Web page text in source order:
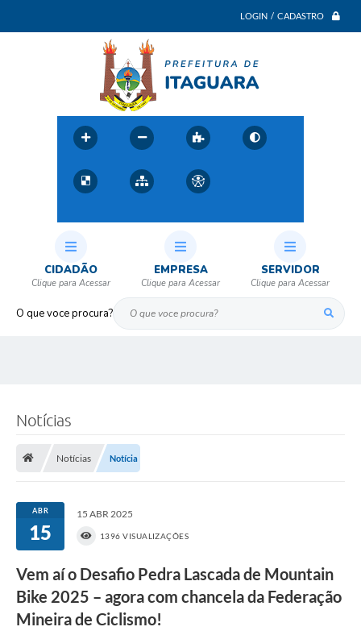
LOGIN / CADASTRO
O que voce procura?
CIDADÃO EMPRESA SERVIDOR
Notícias
Notícias Notícia
ABR
15
15 ABR 2025
1396 VISUALIZAÇÕES
Vem aí o Desafio Pedra Lascada de Mountain
Bike 2025 – agora com chancela da Federação
Mineira de Ciclismo!